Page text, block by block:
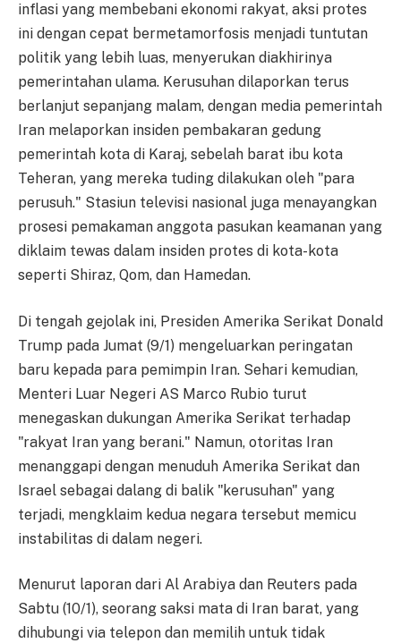
inflasi yang membebani ekonomi rakyat, aksi protes
ini dengan cepat bermetamorfosis menjadi tuntutan
politik yang lebih luas, menyerukan diakhirinya
pemerintahan ulama. Kerusuhan dilaporkan terus
berlanjut sepanjang malam, dengan media pemerintah
Iran melaporkan insiden pembakaran gedung
pemerintah kota di Karaj, sebelah barat ibu kota
Teheran, yang mereka tuding dilakukan oleh "para
perusuh." Stasiun televisi nasional juga menayangkan
prosesi pemakaman anggota pasukan keamanan yang
diklaim tewas dalam insiden protes di kota-kota
seperti Shiraz, Qom, dan Hamedan.
Di tengah gejolak ini, Presiden Amerika Serikat Donald
Trump pada Jumat (9/1) mengeluarkan peringatan
baru kepada para pemimpin Iran. Sehari kemudian,
Menteri Luar Negeri AS Marco Rubio turut
menegaskan dukungan Amerika Serikat terhadap
"rakyat Iran yang berani." Namun, otoritas Iran
menanggapi dengan menuduh Amerika Serikat dan
Israel sebagai dalang di balik "kerusuhan" yang
terjadi, mengklaim kedua negara tersebut memicu
instabilitas di dalam negeri.
Menurut laporan dari Al Arabiya dan Reuters pada
Sabtu (10/1), seorang saksi mata di Iran barat, yang
dihubungi via telepon dan memilih untuk tidak